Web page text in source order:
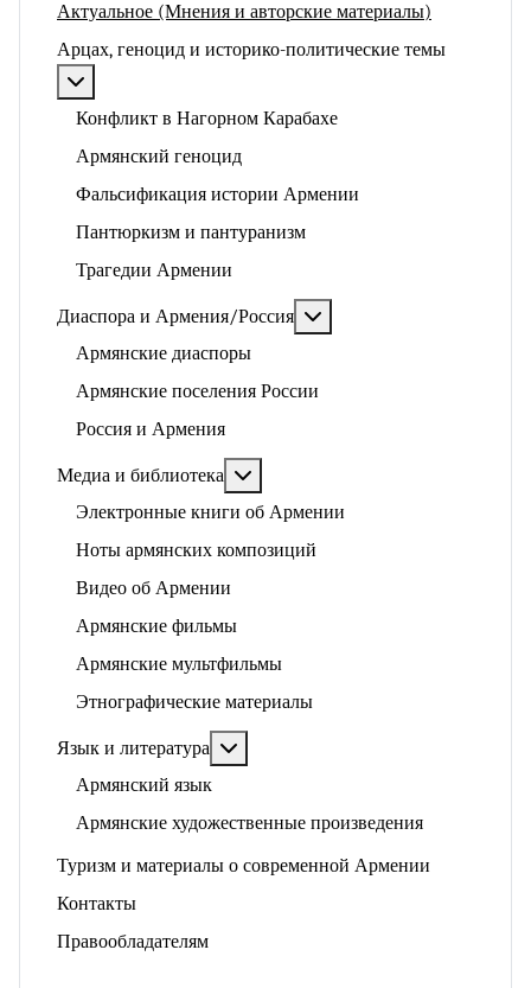
Актуальное (Мнения и авторские материалы)
Арцах, геноцид и историко-политические темы
Конфликт в Нагорном Карабахе
Армянский геноцид
Фальсификация истории Армении
Пантюркизм и пантуранизм
Трагедии Армении
Диаспора и Армения/Россия
Армянские диаспоры
Армянские поселения России
Россия и Армения
Медиа и библиотека
Электронные книги об Армении
Ноты армянских композиций
Видео об Армении
Армянские фильмы
Армянские мультфильмы
Этнографические материалы
Язык и литература
Армянский язык
Армянские художественные произведения
Туризм и материалы о современной Армении
Контакты
Правообладателям